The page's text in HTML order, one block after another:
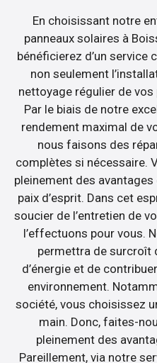
En choisissant notre
panneaux solaires à
bénéficierez d’un
non seulement
nettoyage régulier de
Par le biais de notre
rendement maximal de
nous faisons des
complètes si nécessaire.
pleinement des
paix d’esprit. Dans cet
soucier de l’entretien de
l’effectuons pour vous.
permettra de surcroît
d’énergie et de
environnement.
société, vous choisissez
main. Donc, faites-
pleinement des
Pareillement, via notre